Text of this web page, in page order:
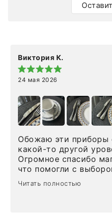
Виктория К.
24 мая 2026
Обожаю эти приборы
какой-то другой
Огромное спасибо
что помогли с
доставкой и высоким
была здесь лично,
внутри очень много
Читать полностью